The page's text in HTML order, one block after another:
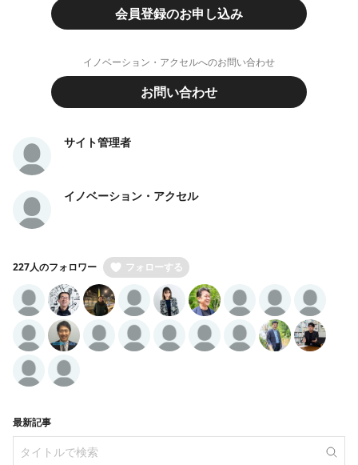
会員登録のお申し込み
イノベーション・アクセルへのお問い合わせ
お問い合わせ
サイト管理者
イノベーション・アクセル
227人のフォロワー フォローする
最新記事